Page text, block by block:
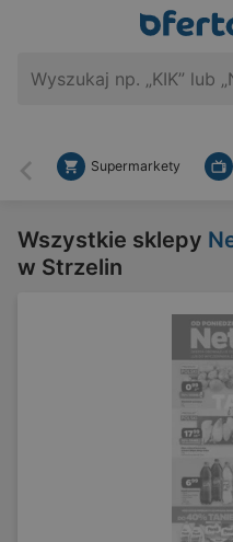
Wstecz
Supermarkety
Wszystkie sklepy
w Strzelin